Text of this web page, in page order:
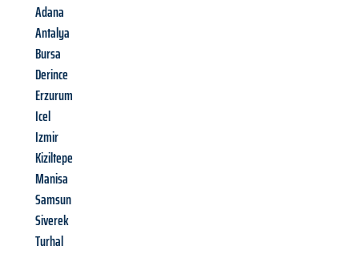
Adana
Antalya
Bursa
Derince
Erzurum
Icel
Izmir
Kiziltepe
Manisa
Samsun
Siverek
Turhal